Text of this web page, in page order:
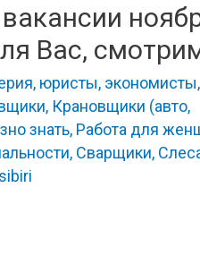
Вас,
юристы, экономисты,
, Крановщики (авто,
знать, Работа для
, Сварщики,